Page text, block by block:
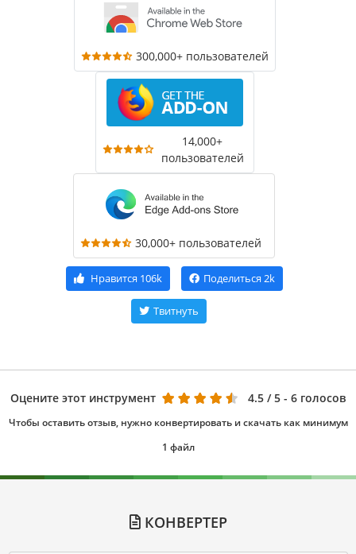
300,000+ пользователей
14,000+
пользователей
30,000+ пользователей
Нравится 106k Поделиться 2k
Твитнуть
Оцените этот инструмент 4.5 / 5 - 6 голосов
Чтобы оставить отзыв, нужно конвертировать и скачать как минимум
1 файл
КОНВЕРТЕР